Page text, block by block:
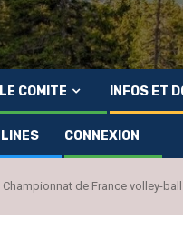
LE COMITE INFOS ET
CONNEXION
Championnat de France volley-ball